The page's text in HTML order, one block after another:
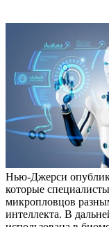
Нью-Джерси
которые
микропловцов
интеллекта. В